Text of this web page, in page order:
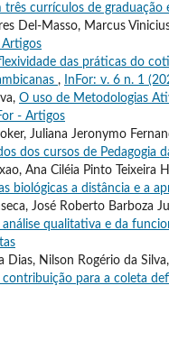
currículos de graduação
Del-Masso, Marcus
das práticas do
,
InFor: v. 6 n. 1
O uso de Metodologias
- Artigos
Juliana Jeronymo
dos cursos de Pedagogia
Ana Ciléia Pinto Teixeira
biológicas a distância e a
José Roberto Barboza
análise qualitativa e da
Dias, Nilson Rogério da Silva,
para a coleta